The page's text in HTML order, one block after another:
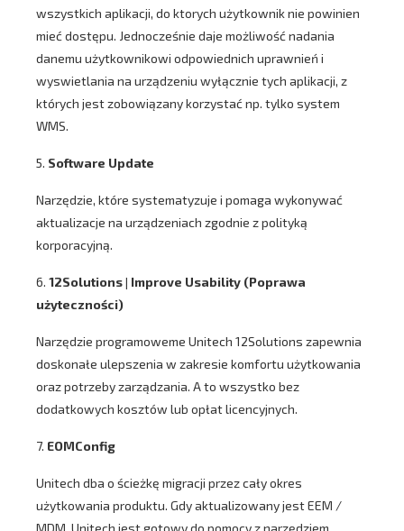
wszystkich aplikacji, do ktorych użytkownik nie powinien
mieć dostępu. Jednocześnie daje możliwość nadania
danemu użytkownikowi odpowiednich uprawnień i
wyswietlania na urządzeniu wyłącznie tych aplikacji, z
których jest zobowiązany korzystać np. tylko system
WMS.
5. Software Update
Narzędzie, które systematyzuje i pomaga wykonywać
aktualizacje na urządzeniach zgodnie z polityką
korporacyjną.
6. 12Solutions | Improve Usability (Poprawa
użyteczności)
Narzędzie programoweme Unitech 12Solutions zapewnia
doskonałe ulepszenia w zakresie komfortu użytkowania
oraz potrzeby zarządzania. A to wszystko bez
dodatkowych kosztów lub opłat licencyjnych.
7. EOMConfig
Unitech dba o ścieżkę migracji przez cały okres
użytkowania produktu. Gdy aktualizowany jest EEM /